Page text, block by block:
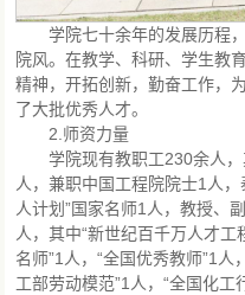
学院七十余年的发展历程
院风。在教学、科研、学生教
精神，开拓创新，勤奋工作，
了大批优秀人才。
2.师资力量
学院现有教职工230余人
人，兼职中国工程院院士1人，
人计划”国家名师1人，教授、
人，其中“新世纪百千万人才
名师”1人，“全国优秀教师”1
工部劳动模范”1人，“全国化工